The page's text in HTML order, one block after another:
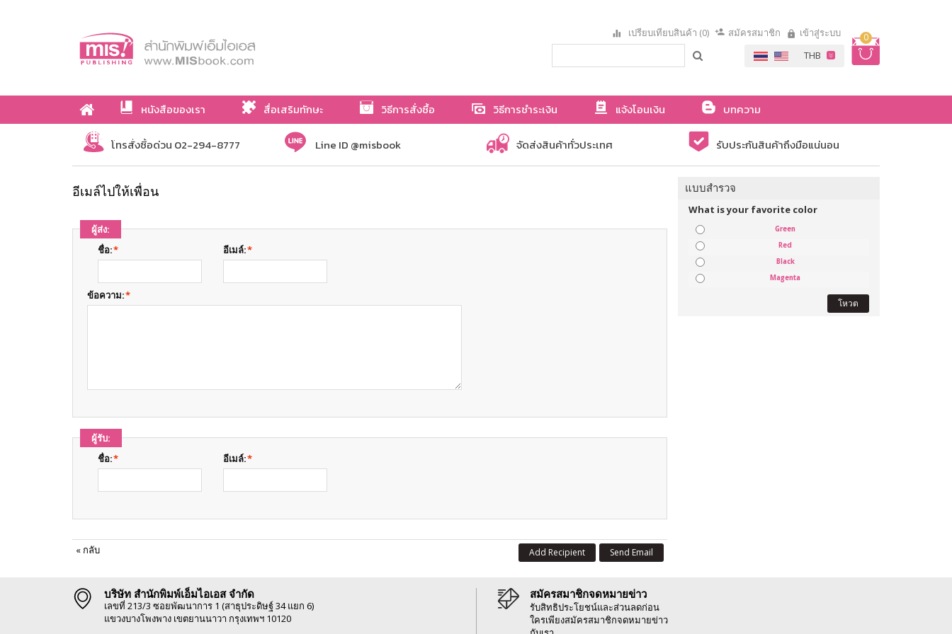
0
เปรียบเทียบสินค้า (0) สมัครสมาชิก เข้าสู่ระบบ
หนังสือของเรา สื่อเสริมทักษะ วิธีการสั่งซื้อ วิธีการชำระเงิน แจ้งโอนเงิน
บทความ
เกี่ยวกับเรา
โทรสั่งซื้อด่วน 02-294-8777 Line ID @misbook จัดส่งสินค้าทั่วประเทศ รับประกันสินค้าถึงมือแน่นอน
อีเมล์ไปให้เพื่อน
ผู้ส่ง:
*
ชื่อ: *
อีเมล์:
*
ข้อความ:
ผู้รับ:
*
ชื่อ: *
อีเมล์:
« กลับ Send Email
Add Recipient
แบบสำรวจ
What is your favorite color
Green
Red
Black
Magenta
โหวต
บริษัท สำนักพิมพ์เอ็มไอเอส จำกัด
เลขที่ 213/3 ซอยพัฒนาการ 1 (สาธุประดิษฐ์ 34 แยก 6)
แขวงบางโพงพาง เขตยานนาวา กรุงเทพฯ 10120
สมัครสมาชิกจดหมายข่าว
รับสิทธิประโยชน์และส่วนลดก่อน
ใครเพียงสมัครสมาชิกจดหมายข่าว